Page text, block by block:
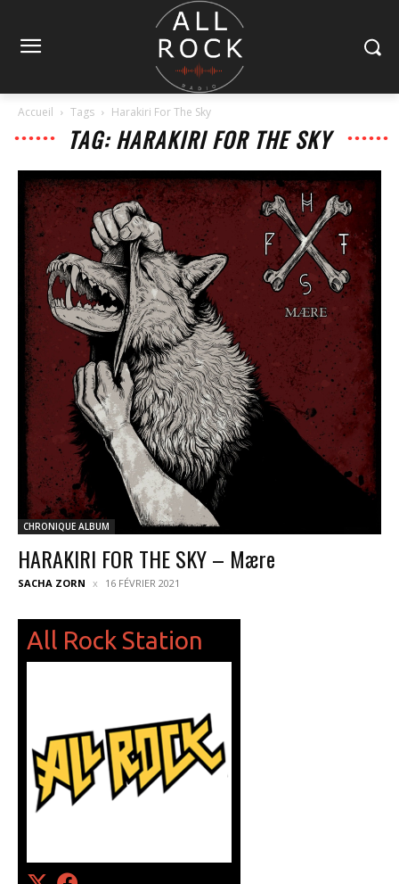
Accueil Tags Harakiri For The Sky
TAG: HARAKIRI FOR THE SKY
CHRONIQUE ALBUM
HARAKIRI FOR THE SKY – Mære
SACHA ZORN 16 FÉVRIER 2021